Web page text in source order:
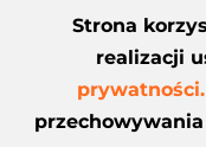
Strona
realizacji
prywatności.